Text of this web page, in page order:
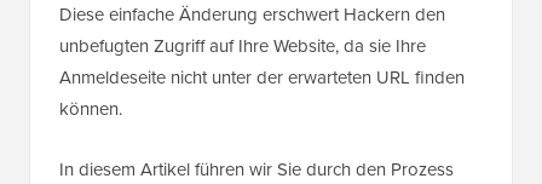
Diese einfache Änderung erschwert Hackern den
unbefugten Zugriff auf Ihre Website, da sie Ihre
Anmeldeseite nicht unter der erwarteten URL finden
können.
In diesem Artikel führen wir Sie durch den Prozess